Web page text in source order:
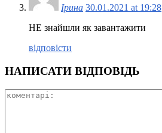
Ірина 30.01.2021 at 19:28
НЕ знайшли як завантажити
відповісти
НАПИСАТИ ВІДПОВІДЬ